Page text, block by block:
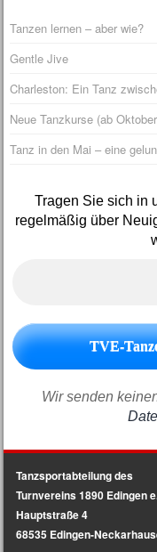
Tanzen lernen – aber wie?
Gentle Jive
Charleston: Ein Tanz
Neue Tanzkurse (ab
Tanz in den Mai – eine
Tragen Sie sich in
regelmäßig über
Wir senden
Tanzsportabteilung des
Turnvereins 1890 Edingen
Hauptstraße 4
68535 Edingen-